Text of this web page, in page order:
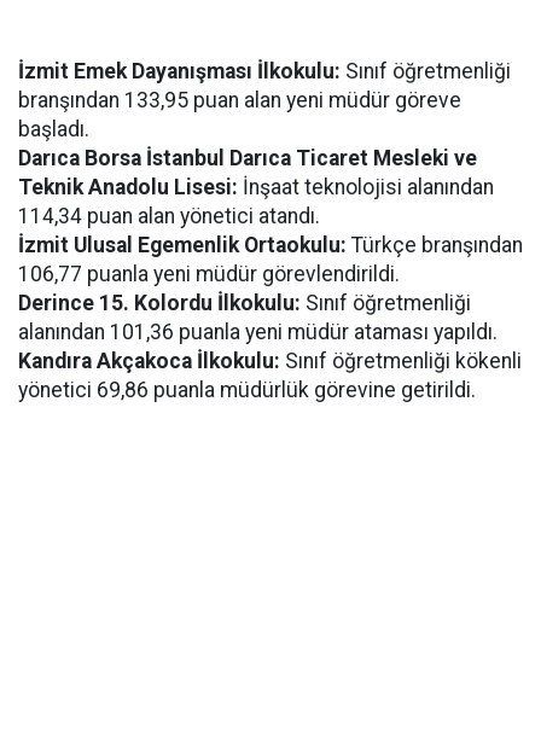
İzmit Emek Dayanışması İlkokulu: Sınıf öğretmenliği
branşından 133,95 puan alan yeni müdür göreve
başladı.
Darıca Borsa İstanbul Darıca Ticaret Mesleki ve
Teknik Anadolu Lisesi: İnşaat teknolojisi alanından
114,34 puan alan yönetici atandı.
İzmit Ulusal Egemenlik Ortaokulu: Türkçe branşından
106,77 puanla yeni müdür görevlendirildi.
Derince 15. Kolordu İlkokulu: Sınıf öğretmenliği
alanından 101,36 puanla yeni müdür ataması yapıldı.
Kandıra Akçakoca İlkokulu: Sınıf öğretmenliği kökenli
yönetici 69,86 puanla müdürlük görevine getirildi.